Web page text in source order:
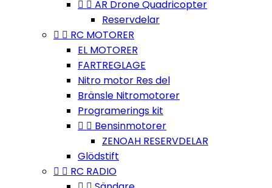
  AR Drone Quadricopter
Reservdelar
  RC MOTORER
EL MOTORER
FARTREGLAGE
Nitro motor Res del
Bränsle Nitromotorer
Programerings kit
  Bensinmotorer
ZENOAH RESERVDELAR
Glödstift
  RC RADIO